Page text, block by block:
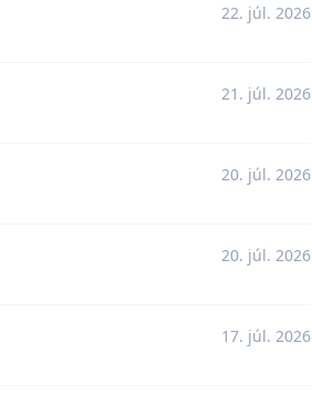
22. júl. 2026
21. júl. 2026
20. júl. 2026
20. júl. 2026
17. júl. 2026